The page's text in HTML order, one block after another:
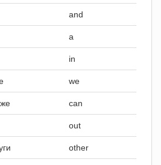
and
a
in
we
can
out
other